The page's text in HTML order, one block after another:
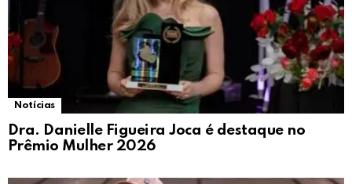
Notícias
Dra. Danielle Figueira Joca é destaque no
Prêmio Mulher 2026